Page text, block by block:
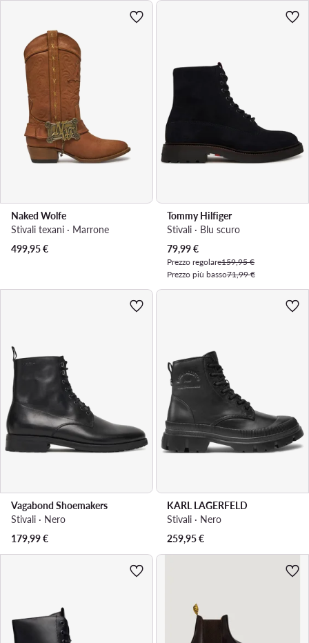
Naked Wolfe
Stivali texani · Marrone
499,95€
Tommy Hilfiger
Stivali · Blu scuro
Prezzo attuale
79,99€
Prezzo regolare159,95 €
Prezzo più basso71,99 €
Vagabond Shoemakers
Stivali · Nero
179,99€
KARL LAGERFELD
Stivali · Nero
259,95€